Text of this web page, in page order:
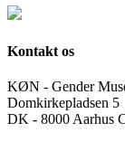
Kontakt os
KØN - Gender
Domkirkepladsen 5
DK - 8000 Aarhus